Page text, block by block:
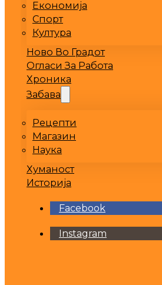
Економија
Спорт
Култура
Ново Во Градот
Огласи За Работа
Хроника
Забава
Рецепти
Магазин
Наука
Хуманост
Историја
Facebook
Instagram